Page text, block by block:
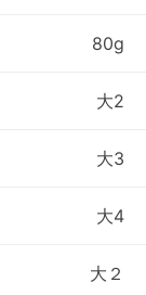
80g
大2
大3
大4
大２